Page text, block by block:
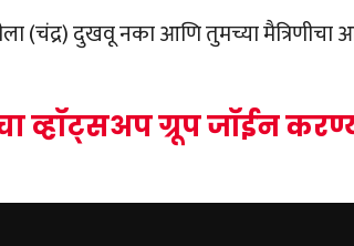
(चंद्र) दुखवू नका आणि तुमच्या
व्हॉट्सअप ग्रूप जॉईन